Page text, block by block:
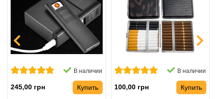
В наличии
245,00 грн Купить
В наличии
100,00 грн Купить